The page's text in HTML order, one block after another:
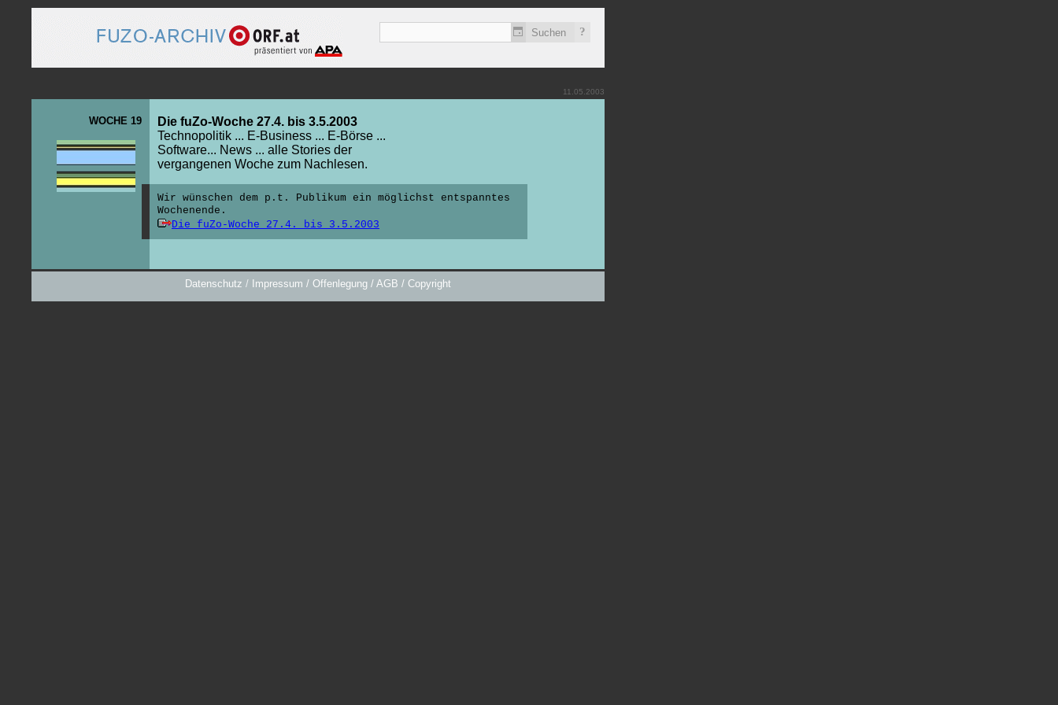
?
11.05.2003
WOCHE 19
Die fuZo-Woche 27.4. bis 3.5.2003
Technopolitik ... E-Business ... E-Börse ...
Software... News ... alle Stories der
vergangenen Woche zum Nachlesen.
Wir wünschen dem p.t. Publikum ein möglichst entspanntes
Wochenende.
Die fuZo-Woche 27.4. bis 3.5.2003
Datenschutz / Impressum / Offenlegung / AGB / Copyright